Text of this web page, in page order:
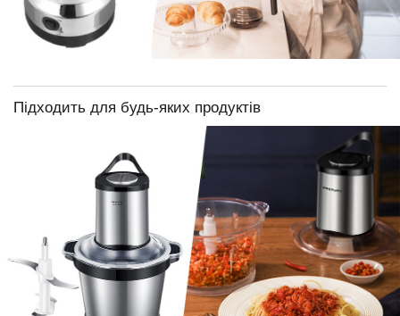
Підходить для будь-яких продуктів